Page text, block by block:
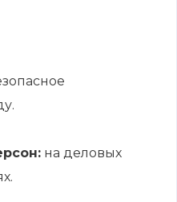
на деловых